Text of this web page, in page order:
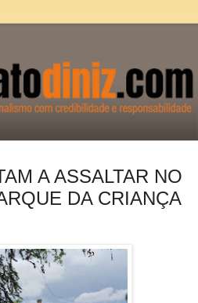
A ASSALTAR NO
DA CRIANÇA